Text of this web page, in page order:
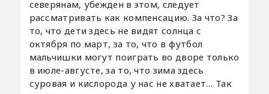
северянам, убежден в этом, следует
рассматривать как компенсацию. За что? За
то, что дети здесь не видят солнца с
октября по март, за то, что в футбол
мальчишки могут поиграть во дворе только
в июле-августе, за то, что зима здесь
суровая и кислорода у нас не хватает… Так